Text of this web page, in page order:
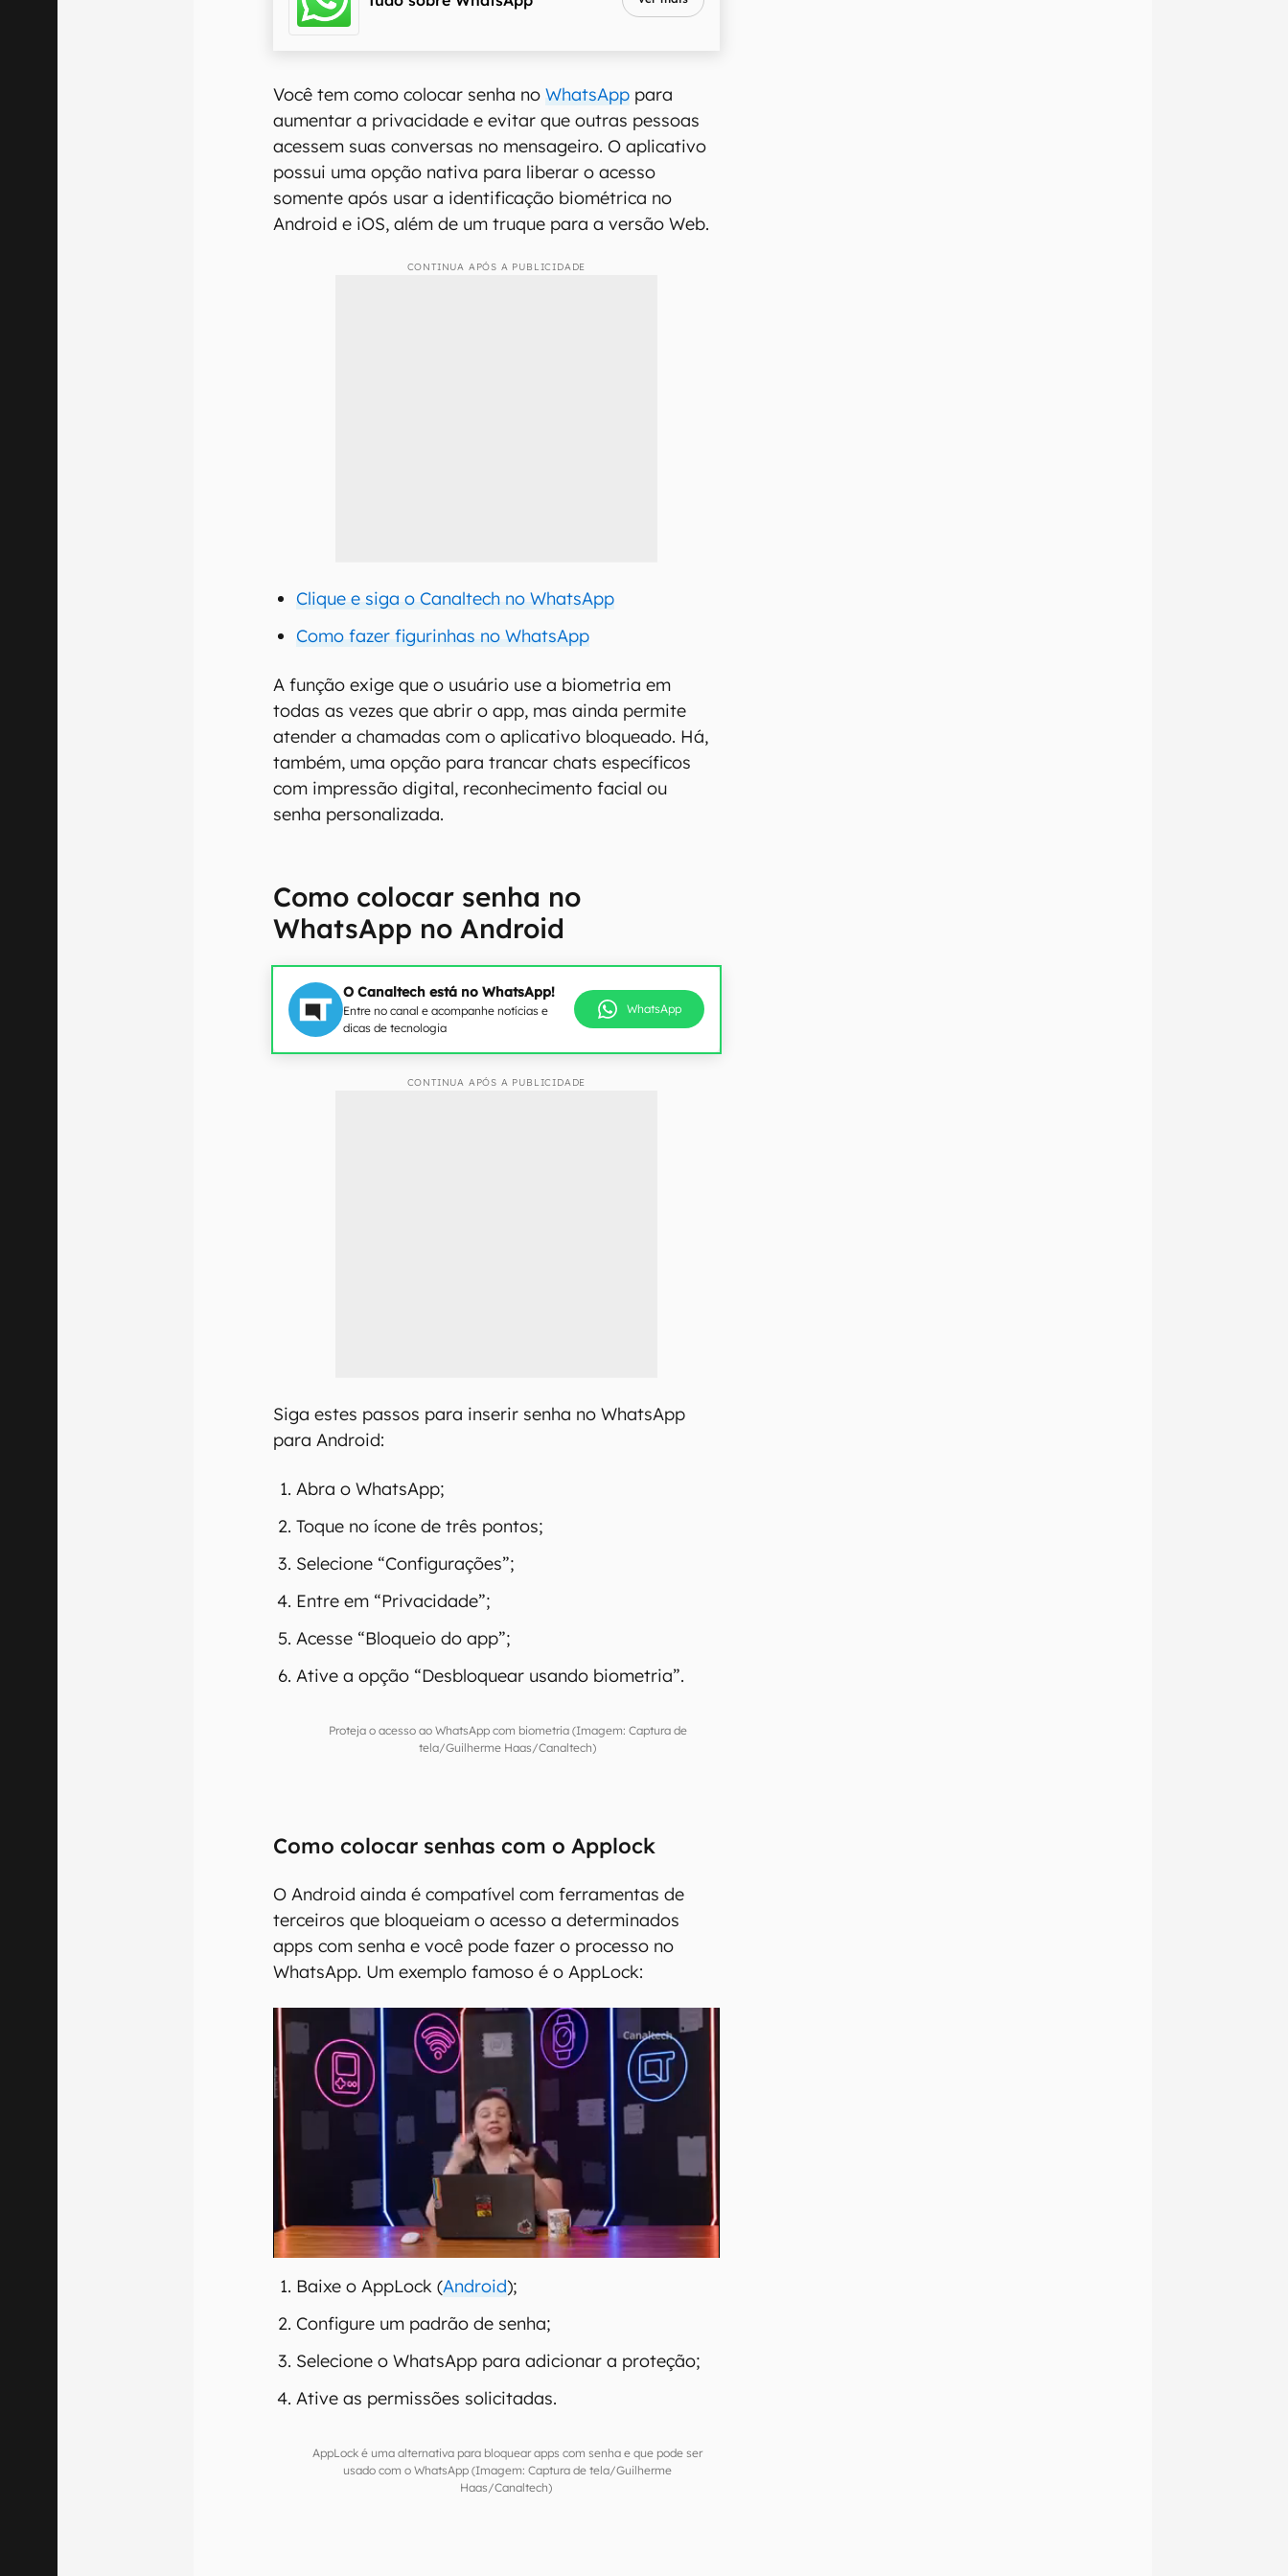
Você tem como colocar senha noWhatsApp para
aumentar a privacidade e evitar que outras pessoas
acessem suas conversas no mensageiro. O aplicativo
possui uma opção nativa para liberar o acesso
somente após usar a identificação biométrica no
Android e iOS, além de um truque para a versão Web.
CONTINUA APÓS A PUBLICIDADE
Clique e siga o Canaltech no WhatsApp
Como fazer figurinhas no WhatsApp
A função exige que o usuário use a biometria em
todas as vezes que abrir o app, mas ainda permite
atender a chamadas com o aplicativo bloqueado. Há,
também, uma opção para trancar chats específicos
com impressão digital, reconhecimento facial ou
senha personalizada.
Como colocar senha no
WhatsApp no Android
O Canaltech está no WhatsApp!
Entre no canal e acompanhe notícias e
dicas de tecnologia
WhatsApp
CONTINUA APÓS A PUBLICIDADE
Siga estes passos para inserir senha no WhatsApp
para Android:
Abra o WhatsApp;
Toque no ícone de três pontos;
Selecione “Configurações”;
Entre em “Privacidade”;
Acesse “Bloqueio do app”;
Ative a opção “Desbloquear usando biometria”.
Proteja o acesso ao WhatsApp com biometria (Imagem: Captura de
tela/Guilherme Haas/Canaltech)
Como colocar senhas com o Applock
O Android ainda é compatível com ferramentas de
terceiros que bloqueiam o acesso a determinados
apps com senha e você pode fazer o processo no
WhatsApp. Um exemplo famoso é o AppLock:
Baixe o AppLock (Android);
Configure um padrão de senha;
Selecione o WhatsApp para adicionar a proteção;
Ative as permissões solicitadas.
AppLock é uma alternativa para bloquear apps com senha e que pode ser
usado com o WhatsApp (Imagem: Captura de tela/Guilherme
Haas/Canaltech)